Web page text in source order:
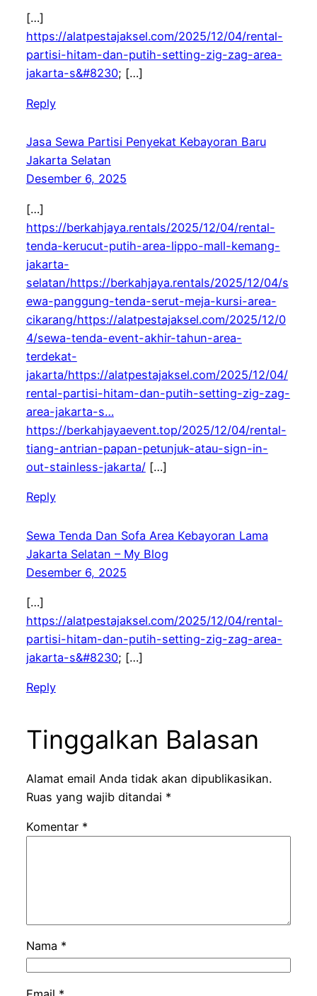
[…]
https://alatpestajaksel.com/2025/12/04/rental-
partisi-hitam-dan-putih-setting-zig-zag-area-
jakarta-s&#8230; […]
Reply
Jasa Sewa Partisi Penyekat Kebayoran Baru
Jakarta Selatan
Desember 6, 2025
[…]
https://berkahjaya.rentals/2025/12/04/rental-
tenda-kerucut-putih-area-lippo-mall-kemang-
jakarta-
selatan/https://berkahjaya.rentals/2025/12/04/s
ewa-panggung-tenda-serut-meja-kursi-area-
cikarang/https://alatpestajaksel.com/2025/12/0
4/sewa-tenda-event-akhir-tahun-area-
terdekat-
jakarta/https://alatpestajaksel.com/2025/12/04/
rental-partisi-hitam-dan-putih-setting-zig-zag-
area-jakarta-s…
https://berkahjayaevent.top/2025/12/04/rental-
tiang-antrian-papan-petunjuk-atau-sign-in-
out-stainless-jakarta/[…]
Reply
Sewa Tenda Dan Sofa Area Kebayoran Lama
Jakarta Selatan – My Blog
Desember 6, 2025
[…]
https://alatpestajaksel.com/2025/12/04/rental-
partisi-hitam-dan-putih-setting-zig-zag-area-
jakarta-s&#8230; […]
Reply
Tinggalkan Balasan
Alamat email Anda tidak akan dipublikasikan.
Ruas yang wajib ditandai *
Komentar *
Nama *